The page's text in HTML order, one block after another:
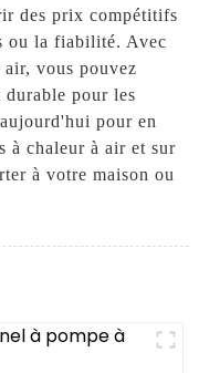
des prix compétitifs
ou la fiabilité. Avec
air, vous pouvez
pour les
pour en
à chaleur à air et sur
à votre maison ou